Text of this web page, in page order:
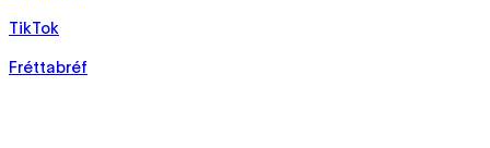
TikTok
Fréttabréf